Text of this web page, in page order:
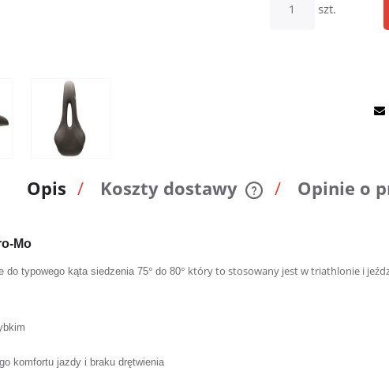
szt.
Opis Koszty dostawy Opinie o
Mo
do typowego kąta siedzenia 75° do 80° który to stosowany jest w triathlonie i
komfortu jazdy i braku drętwienia